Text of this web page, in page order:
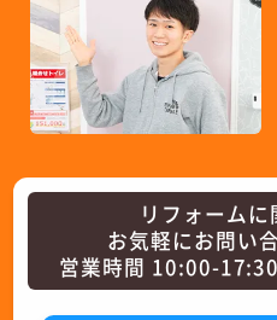
リフォーム
お気軽にお問い
営業時間 10:00-